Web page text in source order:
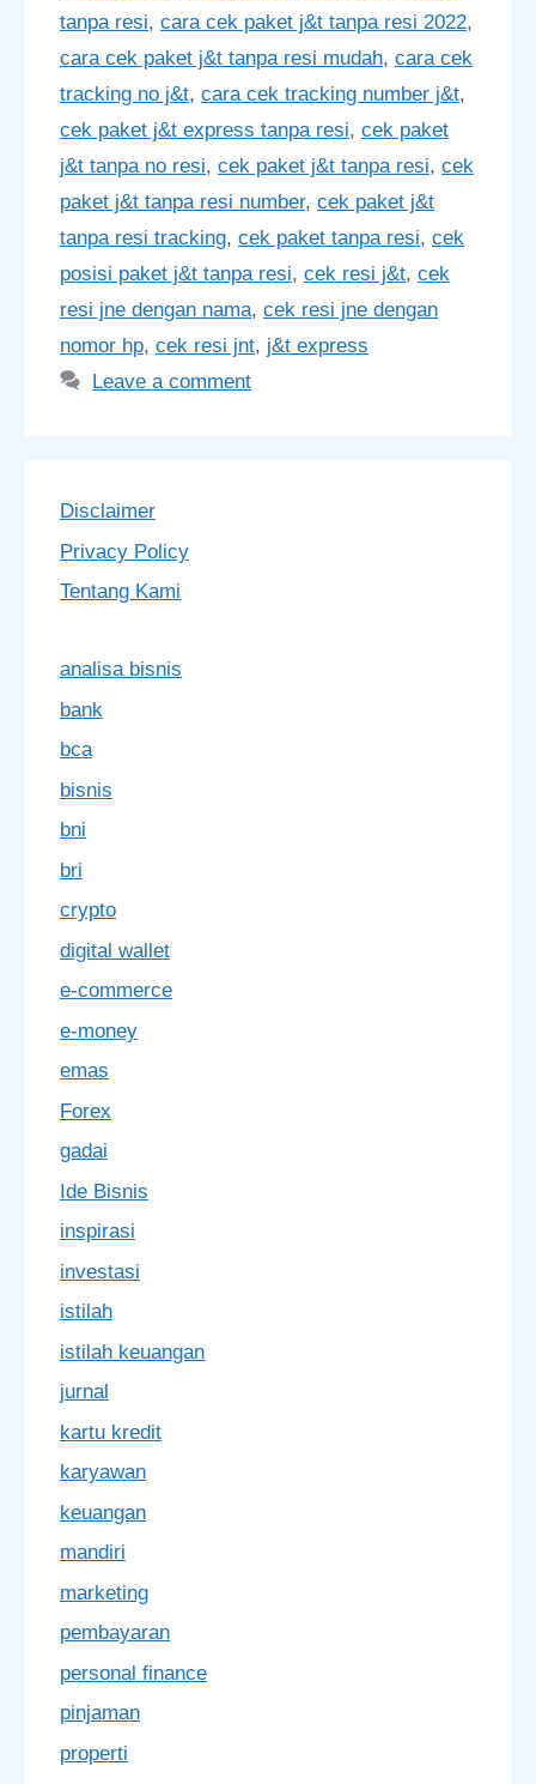
tanpa resi, cara cek paket j&t tanpa resi 2022,
cara cek paket j&t tanpa resi mudah, cara cek
tracking no j&t, cara cek tracking number j&t,
cek paket j&t express tanpa resi, cek paket
j&t tanpa no resi, cek paket j&t tanpa resi, cek
paket j&t tanpa resi number, cek paket j&t
tanpa resi tracking, cek paket tanpa resi, cek
posisi paket j&t tanpa resi, cek resi j&t, cek
resi jne dengan nama, cek resi jne dengan
nomor hp, cek resi jnt, j&t express
Leave a comment
Disclaimer
Privacy Policy
Tentang Kami
analisa bisnis
bank
bca
bisnis
bni
bri
crypto
digital wallet
e-commerce
e-money
emas
Forex
gadai
Ide Bisnis
inspirasi
investasi
istilah
istilah keuangan
jurnal
kartu kredit
karyawan
keuangan
mandiri
marketing
pembayaran
personal finance
pinjaman
properti